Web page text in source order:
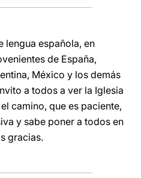
lengua española, en
de España,
México y los demás
a todos a ver la Iglesia
camino, que es paciente,
y sabe poner a todos en
gracias.